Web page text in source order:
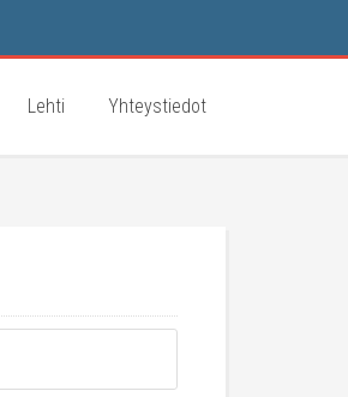
Lehti Yhteystiedot